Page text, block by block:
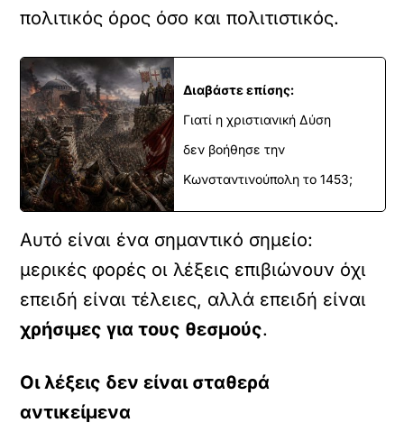
πολιτικός όρος όσο και πολιτιστικός.
Διαβάστε επίσης:
Γιατί η χριστιανική Δύση
δεν βοήθησε την
Κωνσταντινούπολη το 1453;
Αυτό είναι ένα σημαντικό σημείο:
μερικές φορές οι λέξεις επιβιώνουν όχι
επειδή είναι τέλειες, αλλά επειδή είναι
χρήσιμες για τους θεσμούς.
Οι λέξεις δεν είναι σταθερά
αντικείμενα